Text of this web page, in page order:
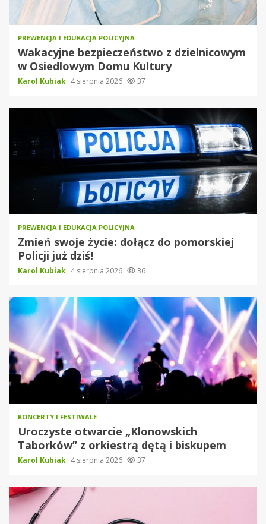
PREWENCJA I EDUKACJA POLICYJNA
Wakacyjne bezpieczeństwo z dzielnicowym
w Osiedlowym Domu Kultury
Karol Kubiak 4 sierpnia 2026 37
PREWENCJA I EDUKACJA POLICYJNA
Zmień swoje życie: dołącz do pomorskiej
Policji już dziś!
Karol Kubiak 4 sierpnia 2026 36
KONCERTY I FESTIWALE
Uroczyste otwarcie „Klonowskich
Taborków” z orkiestrą dętą i biskupem
Karol Kubiak 4 sierpnia 2026 37